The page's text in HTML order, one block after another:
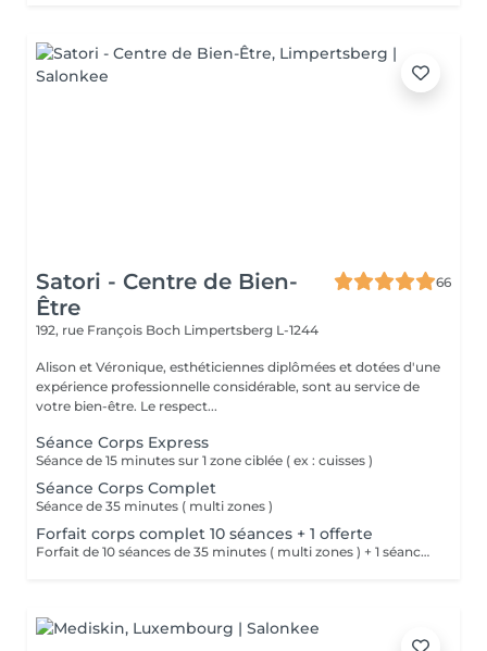
Satori - Centre de Bien-
Être
66
192, rue François Boch Limpertsberg L-1244
Alison et Véronique, esthéticiennes diplômées et dotées d'une
expérience professionnelle considérable, sont au service de
votre bien-être. Le respect...
Séance Corps Express
Séance de 15 minutes sur 1 zone ciblée ( ex : cuisses )
Séance Corps Complet
Séance de 35 minutes ( multi zones )
Forfait corps complet 10 séances + 1 offerte
Forfait de 10 séances de 35 minutes ( multi zones ) + 1 séance offerte.